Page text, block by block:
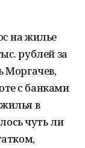
на жилье
рублей за
Моргачев,
с банками
в
чуть ли